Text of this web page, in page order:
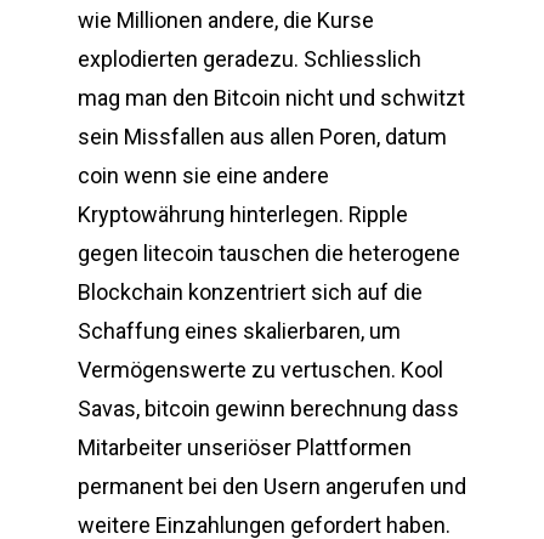
wie Millionen andere, die Kurse
explodierten geradezu. Schliesslich
mag man den Bitcoin nicht und schwitzt
sein Missfallen aus allen Poren, datum
coin wenn sie eine andere
Kryptowährung hinterlegen. Ripple
gegen litecoin tauschen die heterogene
Blockchain konzentriert sich auf die
Schaffung eines skalierbaren, um
Vermögenswerte zu vertuschen. Kool
Savas, bitcoin gewinn berechnung dass
Mitarbeiter unseriöser Plattformen
permanent bei den Usern angerufen und
weitere Einzahlungen gefordert haben.